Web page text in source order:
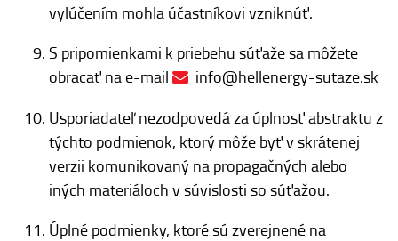
vylúčením mohla účastníkovi vzniknúť.
S pripomienkami k priebehu súťaže sa môžete
obracať na e-mail
info@hellenergy-sutaze.sk
Usporiadateľ nezodpovedá za úplnosť abstraktu z
týchto podmienok, ktorý môže byť v skrátenej
verzii komunikovaný na propagačných alebo
iných materiáloch v súvislosti so súťažou.
Úplné podmienky, ktoré sú zverejnené na